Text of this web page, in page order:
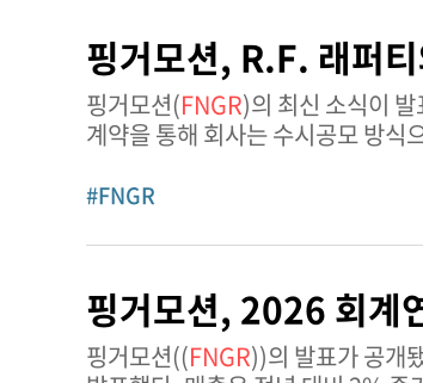
핑거모션, R.F. 래퍼
핑거모션(FNGR)의 최신 소식이 발표됐다. 핑거모션은 2025년 10월 23일 R.F. 래퍼티 앤 컴
계약을 통해 회사는 수시공모 방식
#FNGR
핑거모션, 2026 회계
핑거모션((FNGR))의 발표가 공개됐다. 2025년 10월 15일, 핑거모션은 2025년 8월 31일 마감 2026 회